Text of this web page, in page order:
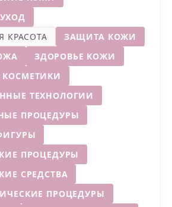
КРАСОТА
ЗАЩИТА КОЖИ
ЗДОРОВЬЕ КОЖИ
ТЕХНОЛОГИИ
ПРОЦЕДУРЫ
ПРОЦЕДУРЫ
СРЕДСТВА
ПРОЦЕДУРЫ